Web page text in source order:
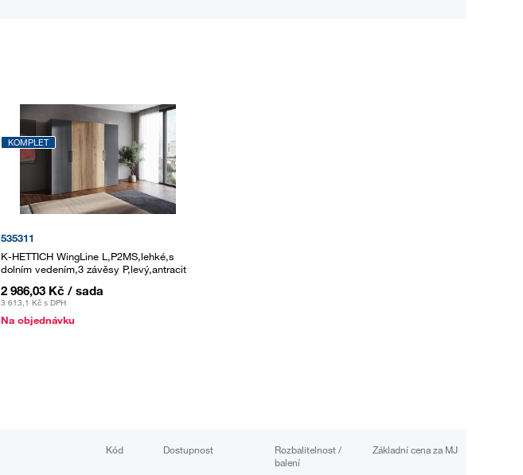
KOMPLET
535311
K-HETTICH WingLine L,P2MS,lehké,s
dolním vedením,3 závěsy P,levý,antracit
2 986,03 Kč / sada
3 613,1 Kč s DPH
Na objednávku
Kód Dostupnost
Rozbalitelnost /
balení
Základní cena za MJ